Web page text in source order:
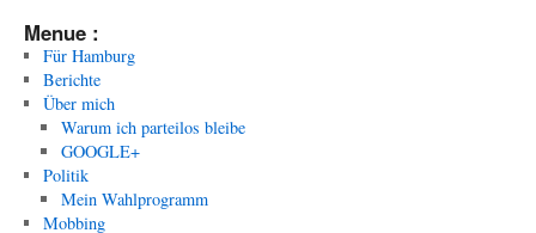
Menue :
Für Hamburg
Berichte
Über mich
Warum ich parteilos bleibe
GOOGLE+
Politik
Mein Wahlprogramm
Mobbing